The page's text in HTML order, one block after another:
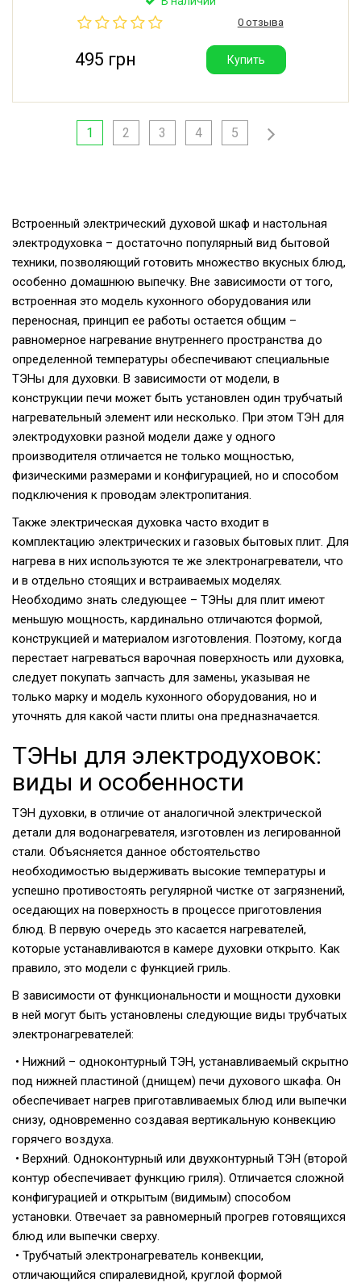
0 отзыва
495 грн Купить
1 2 3 4 5
Встроенный электрический духовой шкаф и настольная
электродуховка – достаточно популярный вид бытовой
техники, позволяющий готовить множество вкусных блюд,
особенно домашнюю выпечку. Вне зависимости от того,
встроенная это модель кухонного оборудования или
переносная, принцип ее работы остается общим –
равномерное нагревание внутреннего пространства до
определенной температуры обеспечивают специальные
ТЭНы для духовки. В зависимости от модели, в
конструкции печи может быть установлен один трубчатый
нагревательный элемент или несколько. При этом ТЭН для
электродуховки разной модели даже у одного
производителя отличается не только мощностью,
физическими размерами и конфигурацией, но и способом
подключения к проводам электропитания.
Также электрическая духовка часто входит в
комплектацию электрических и газовых бытовых плит. Для
нагрева в них используются те же электронагреватели, что
и в отдельно стоящих и встраиваемых моделях.
Необходимо знать следующее – ТЭНы для плит имеют
меньшую мощность, кардинально отличаются формой,
конструкцией и материалом изготовления. Поэтому, когда
перестает нагреваться варочная поверхность или духовка,
следует покупать запчасть для замены, указывая не
только марку и модель кухонного оборудования, но и
уточнять для какой части плиты она предназначается.
ТЭНы для электродуховок:
виды и особенности
ТЭН духовки, в отличие от аналогичной электрической
детали для водонагревателя, изготовлен из легированной
стали. Объясняется данное обстоятельство
необходимостью выдерживать высокие температуры и
успешно противостоять регулярной чистке от загрязнений,
оседающих на поверхность в процессе приготовления
блюд. В первую очередь это касается нагревателей,
которые устанавливаются в камере духовки открыто. Как
правило, это модели с функцией гриль.
В зависимости от функциональности и мощности духовки
в ней могут быть установлены следующие виды трубчатых
электронагревателей:
• Нижний – одноконтурный ТЭН, устанавливаемый скрытно
под нижней пластиной (днищем) печи духового шкафа. Он
обеспечивает нагрев приготавливаемых блюд или выпечки
снизу, одновременно создавая вертикальную конвекцию
горячего воздуха.
• Верхний. Одноконтурный или двухконтурный ТЭН (второй
контур обеспечивает функцию гриля). Отличается сложной
конфигурацией и открытым (видимым) способом
установки. Отвечает за равномерный прогрев готовящихся
блюд или выпечки сверху.
• Трубчатый электронагреватель конвекции,
отличающийся спиралевидной, круглой формой